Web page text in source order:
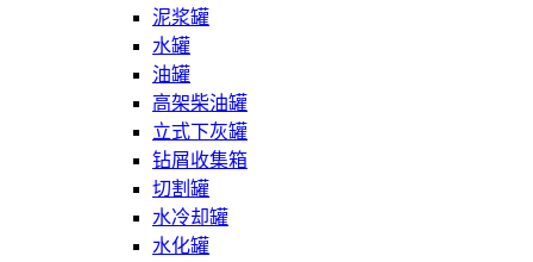
泥浆罐
水罐
油罐
高架柴油罐
立式下灰罐
钻屑收集箱
切割罐
水冷却罐
水化罐